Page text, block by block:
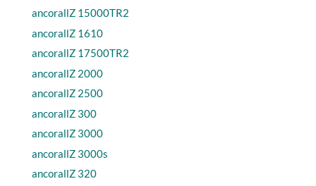
ancorallZ 15000TR2
ancorallZ 1610
ancorallZ 17500TR2
ancorallZ 2000
ancorallZ 2500
ancorallZ 300
ancorallZ 3000
ancorallZ 3000s
ancorallZ 320